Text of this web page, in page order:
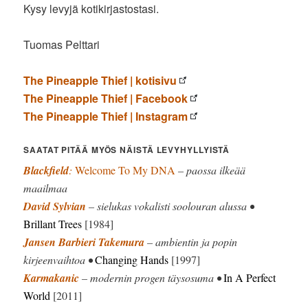
Kysy levyjä kotikirjastostasi.
Tuomas Pelttari
The Pineapple Thief | kotisivu
The Pineapple Thief | Facebook
The Pineapple Thief | Instagram
SAATAT PITÄÄ MYÖS NÄISTÄ LEVYHYLLYISTÄ
Blackfield:Welcome To My DNA – paossa ilkeää
maailmaa
David Sylvian – sielukas vokalisti soolouran alussa •
Brillant Trees [1984]
Jansen Barbieri Takemura– ambientin ja popin
kirjeenvaihtoa •Changing Hands [1997]
Karmakanic– modernin progen täysosuma •In A Perfect
World [2011]